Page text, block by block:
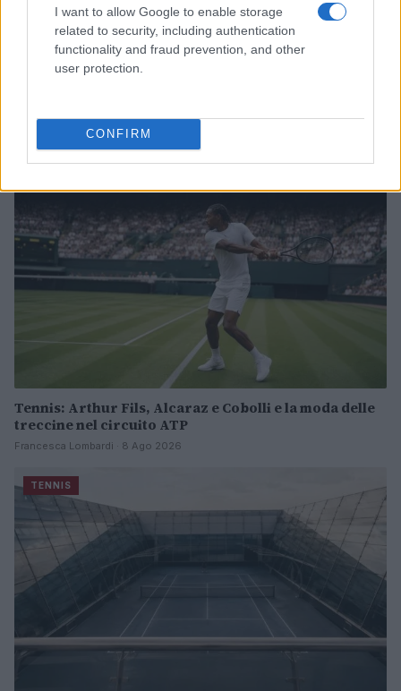
I want to allow Google to enable storage
related to security, including authentication
functionality and fraud prevention, and other
user protection.
CONFIRM
Monfils e Tien: un incontro generazionale al Masters
Ilaria Mauri · 8 Ago 2026
Tennis: Arthur Fils, Alcaraz e Cobolli e la moda delle
treccine nel circuito ATP
Francesca Lombardi · 8 Ago 2026
TENNIS